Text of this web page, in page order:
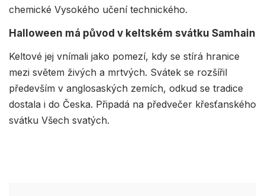
chemické Vysokého učení technického.
Halloween má původ v keltském svátku Samhain
Keltové jej vnímali jako pomezí, kdy se stírá hranice
mezi světem živých a mrtvých. Svátek se rozšířil
především v anglosaských zemích, odkud se tradice
dostala i do Česka. Připadá na předvečer křesťanského
svátku Všech svatých.